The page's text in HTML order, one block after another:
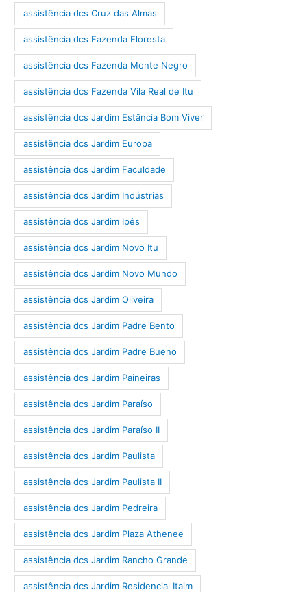
assistência dcs Cruz das Almas
assistência dcs Fazenda Floresta
assistência dcs Fazenda Monte Negro
assistência dcs Fazenda Vila Real de Itu
assistência dcs Jardim Estância Bom Viver
assistência dcs Jardim Europa
assistência dcs Jardim Faculdade
assistência dcs Jardim Indústrias
assistência dcs Jardim Ipês
assistência dcs Jardim Novo Itu
assistência dcs Jardim Novo Mundo
assistência dcs Jardim Oliveira
assistência dcs Jardim Padre Bento
assistência dcs Jardim Padre Bueno
assistência dcs Jardim Paineiras
assistência dcs Jardim Paraíso
assistência dcs Jardim Paraíso II
assistência dcs Jardim Paulista
assistência dcs Jardim Paulista II
assistência dcs Jardim Pedreira
assistência dcs Jardim Plaza Athenee
assistência dcs Jardim Rancho Grande
assistência dcs Jardim Residencial Itaim